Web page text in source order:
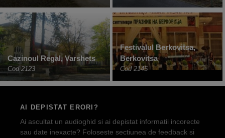
Cazinoul Regal, Varshets
Cod 2123
Festivalul Berkovitsa,
Berkovitsa
Cod 2145
AI DEPISTAT ERORI?
Ai ascultat un audioghid si ai depistat informatii incorecte
sau date inexacte? Foloseste sectiunea de feedback si